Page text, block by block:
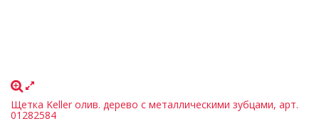
Щетка Keller олив. дерево с металлическими зубцами, арт.
01282584